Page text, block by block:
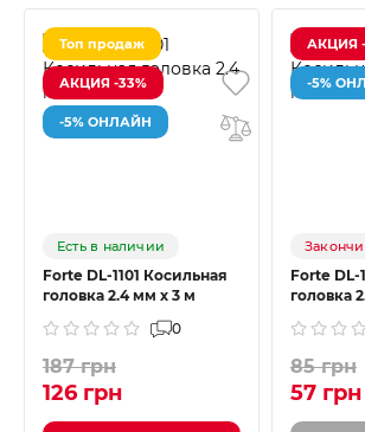
Топ продаж
АКЦИЯ -33%
-5% ОНЛАЙН
Есть в наличии
Forte DL-1101 Косильная
головка 2.4 мм х 3 м
0
187 грн
126 грн
АКЦИЯ
-5%
Forte DL-
головка
85 грн
57 грн